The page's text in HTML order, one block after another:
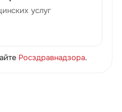
услуг
Росздравнадзора.